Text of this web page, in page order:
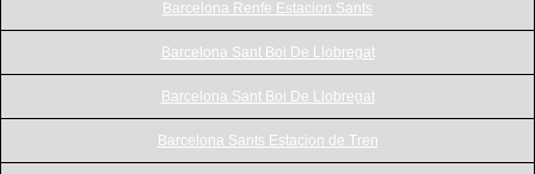
Barcelona Renfe Estacion Sants
Barcelona Sant Boi De Llobregat
Barcelona Sant Boi De Llobregat
Barcelona Sants Estacion de Tren